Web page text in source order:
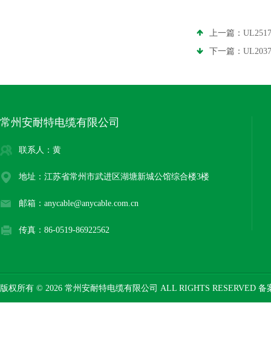
上一篇：
下一篇：
常州安耐特电缆有限公司
联系人：黄
地址：江苏省常州市武进区湖塘新城公馆综合楼3楼
邮箱：anycable@anycable.com.cn
传真：86-0519-86922562
版权所有 © 2026 常州安耐特电缆有限公司 ALL RIGHTS RESERVED 备